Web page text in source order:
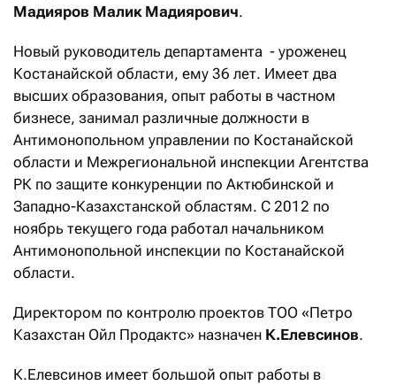
Мадияров Малик Мадиярович.
Новый руководитель департамента - уроженец
Костанайской области, ему 36 лет. Имеет два
высших образования, опыт работы в частном
бизнесе, занимал различные должности в
Антимонопольном управлении по Костанайской
области и Межрегиональной инспекции Агентства
РК по защите конкуренции по Актюбинской и
Западно-Казахстанской областям. С 2012 по
ноябрь текущего года работал начальником
Антимонопольной инспекции по Костанайской
области.
Директором по контролю проектов ТОО «Петро
Казахстан Ойл Продактс» назначен К.Елевсинов.
К.Елевсинов имеет большой опыт работы в